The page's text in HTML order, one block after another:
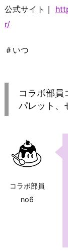
公式サイト｜
r/
＃いつ
コラボ部員
パレット、
コラボ部員
no6